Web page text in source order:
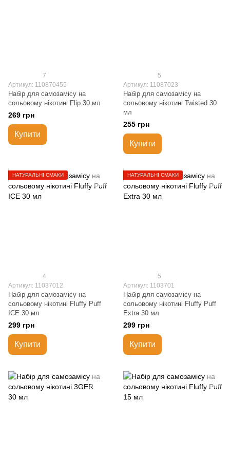
7
Артикул: 110870455
Набір для самозамісу на
сольовому нікотині Flip 30 мл
269 грн
Купити
5
Артикул: 11087023
Набір для самозамісу на
сольовому нікотині Twisted 30
мл
255 грн
Купити
НАТУРАЛЬНІ СМАКИ
4
Артикул: 11037012
Набір для самозамісу на
сольовому нікотині Fluffy Puff
ICE 30 мл
299 грн
Купити
НАТУРАЛЬНІ СМАКИ
5
Артикул: 1103701
Набір для самозамісу на
сольовому нікотині Fluffy Puff
Extra 30 мл
299 грн
Купити